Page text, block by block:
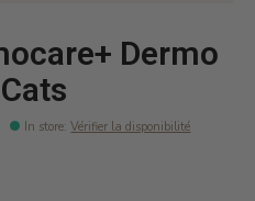
Dermo
In store:Vérifier la disponibilité